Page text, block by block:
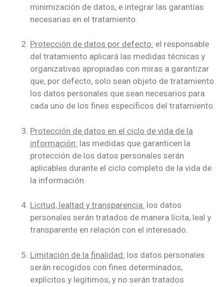
minimización de datos, e integrar las garantías
necesarias en el tratamiento.
Protección de datos por defecto: el responsable
del tratamiento aplicará las medidas técnicas y
organizativas apropiadas con miras a garantizar
que, por defecto, solo sean objeto de tratamiento
los datos personales que sean necesarios para
cada uno de los fines específicos del tratamiento.
Protección de datos en el ciclo de vida de la
información: las medidas que garanticen la
protección de los datos personales serán
aplicables durante el ciclo completo de la vida de
la información.
Licitud, lealtad y transparencia: los datos
personales serán tratados de manera lícita, leal y
transparente en relación con el interesado.
Limitación de la finalidad: los datos personales
serán recogidos con fines determinados,
explícitos y legítimos, y no serán tratados